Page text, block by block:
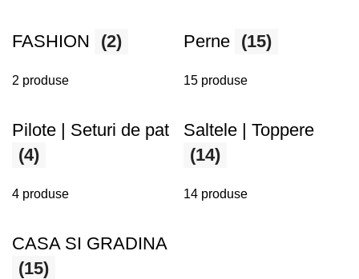
FASHION (2)
2 produse
Perne (15)
15 produse
Pilote | Seturi de pat
(4)
4 produse
Saltele | Toppere
(14)
14 produse
CASA SI GRADINA
(15)